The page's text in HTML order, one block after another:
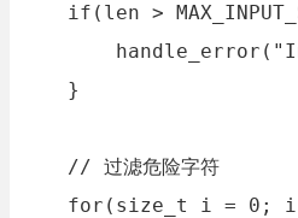
if(len >
    }
    // 过滤危险字符
for(size_t i = 0;